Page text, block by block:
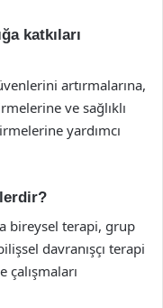
katkıları
artırmalarına,
ve sağlıklı
yardımcı
bireysel terapi, grup
davranışçı terapi